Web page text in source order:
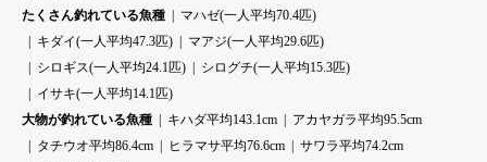
たくさん釣れている魚種
マハゼ(一人平均70.4匹)
キダイ(一人平均47.3匹)
マアジ(一人平均29.6匹)
シロギス(一人平均24.1匹)
シログチ(一人平均15.3匹)
イサキ(一人平均14.1匹)
大物が釣れている魚種
キハダ平均143.1cm
アカヤガラ平均95.5cm
タチウオ平均86.4cm
ヒラマサ平均76.6cm
サワラ平均74.2cm